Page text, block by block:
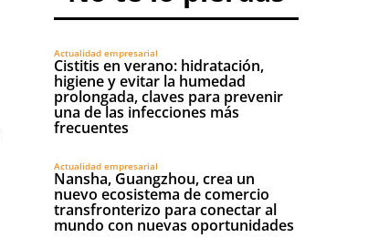
Actualidad empresarial
Cistitis en verano: hidratación,
higiene y evitar la humedad
prolongada, claves para prevenir
una de las infecciones más
frecuentes
Actualidad empresarial
Nansha, Guangzhou, crea un
nuevo ecosistema de comercio
transfronterizo para conectar al
mundo con nuevas oportunidades